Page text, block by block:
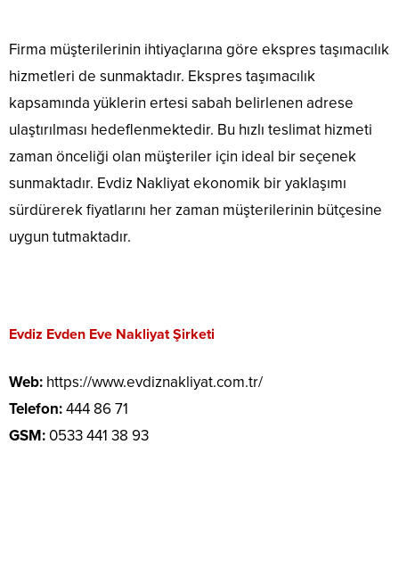
Firma müşterilerinin ihtiyaçlarına göre ekspres taşımacılık
hizmetleri de sunmaktadır. Ekspres taşımacılık
kapsamında yüklerin ertesi sabah belirlenen adrese
ulaştırılması hedeflenmektedir. Bu hızlı teslimat hizmeti
zaman önceliği olan müşteriler için ideal bir seçenek
sunmaktadır. Evdiz Nakliyat ekonomik bir yaklaşımı
sürdürerek fiyatlarını her zaman müşterilerinin bütçesine
uygun tutmaktadır.
Evdiz Evden Eve Nakliyat Şirketi
Web: https://www.evdiznakliyat.com.tr/
Telefon:444 86 71
GSM: 0533 441 38 93